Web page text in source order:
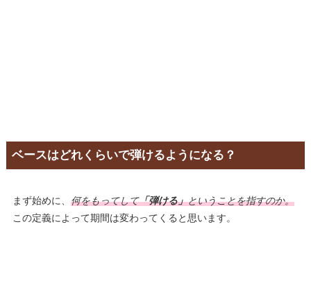
ベースはどれくらいで弾けるようになる？
まず始めに、 何をもってして「弾ける」ということを指すのか。
この定義によって期間は変わってくると思います。